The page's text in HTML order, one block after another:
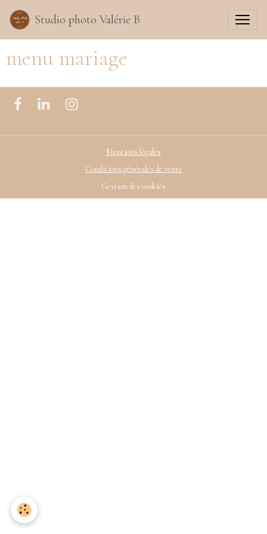
Studio photo Valérie B
menu mariage
Mentions légales
Conditions générales de vente
Gestion des cookies